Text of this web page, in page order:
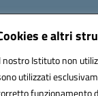
e altri
nostro Istituto non
utilizzati
funzionamento